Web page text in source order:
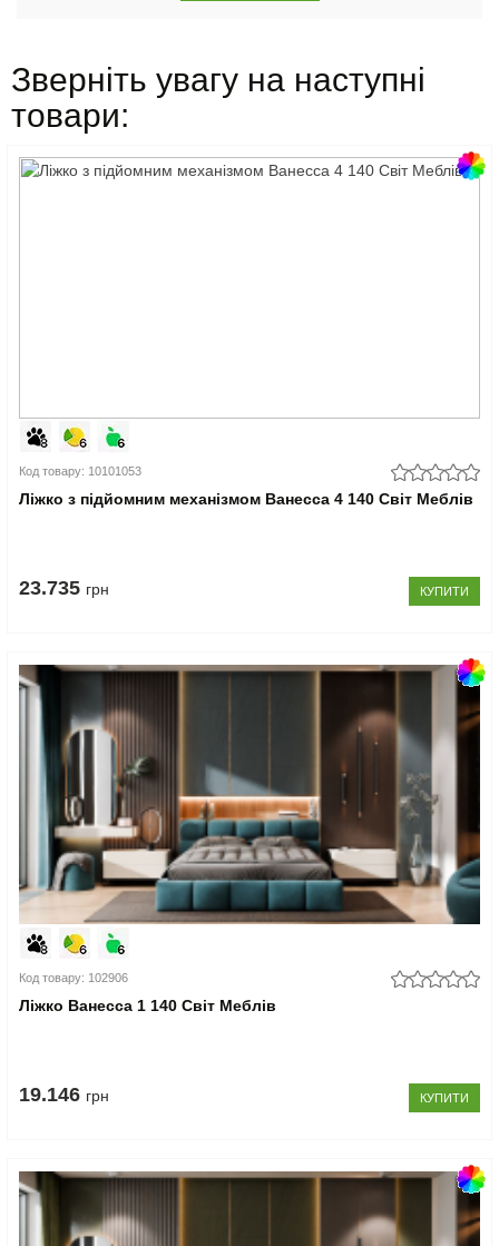
Зверніть увагу на наступні
товари:
Код товару: 10101053
Ліжко з підйомним механізмом Ванесса 4 140 Світ Меблів
23.735 грн КУПИТИ
Код товару: 102906
Ліжко Ванесса 1 140 Світ Меблів
19.146 грн КУПИТИ